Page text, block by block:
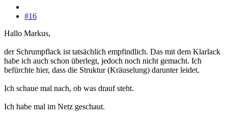
#16
Hallo Markus,
der Schrumpflack ist tatsächlich empfindlich. Das mit dem Klarlack
habe ich auch schon überlegt, jedoch noch nicht gemacht. Ich
befürchte hier, dass die Struktur (Kräuselung) darunter leidet.
Ich schaue mal nach, ob was drauf steht.
Ich habe mal im Netz geschaut.